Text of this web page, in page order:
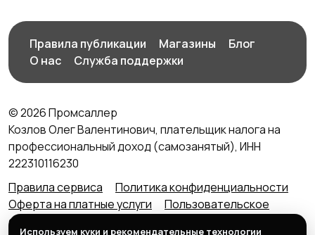
Правила публикации Магазины
Блог
О нас
Служба поддержки
© 2026 Промсаллер
Козлов Олег Валентинович, плательщик налога на
профессиональный доход (самозанятый), ИНН
222310116230
Правила сервиса
Политика конфиденциальности
Оферта на платные услуги
Пользовательское
соглашение
Используем куки и рекомендательные технологии